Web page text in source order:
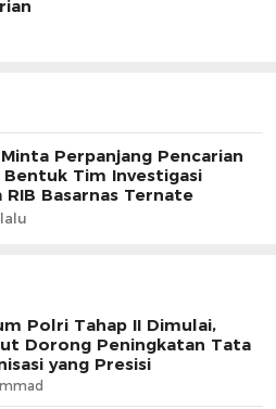
Perpanjang Pencarian
Bentuk Tim Investigasi
RIB Basarnas Ternate
Polri Tahap II Dimulai,
Dorong Peningkatan Tata
yang Presisi